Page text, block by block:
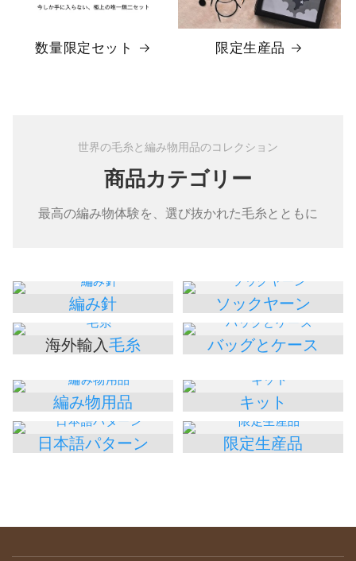
数量限定セット 限定生産品
世界の毛糸と編み物用品のコレクション
商品カテゴリー
最高の編み物体験を、選び抜かれた毛糸とともに
編み針 ソックヤーン
海外輸入毛糸 バッグとケース
編み物用品 キット
日本語パターン 限定生産品